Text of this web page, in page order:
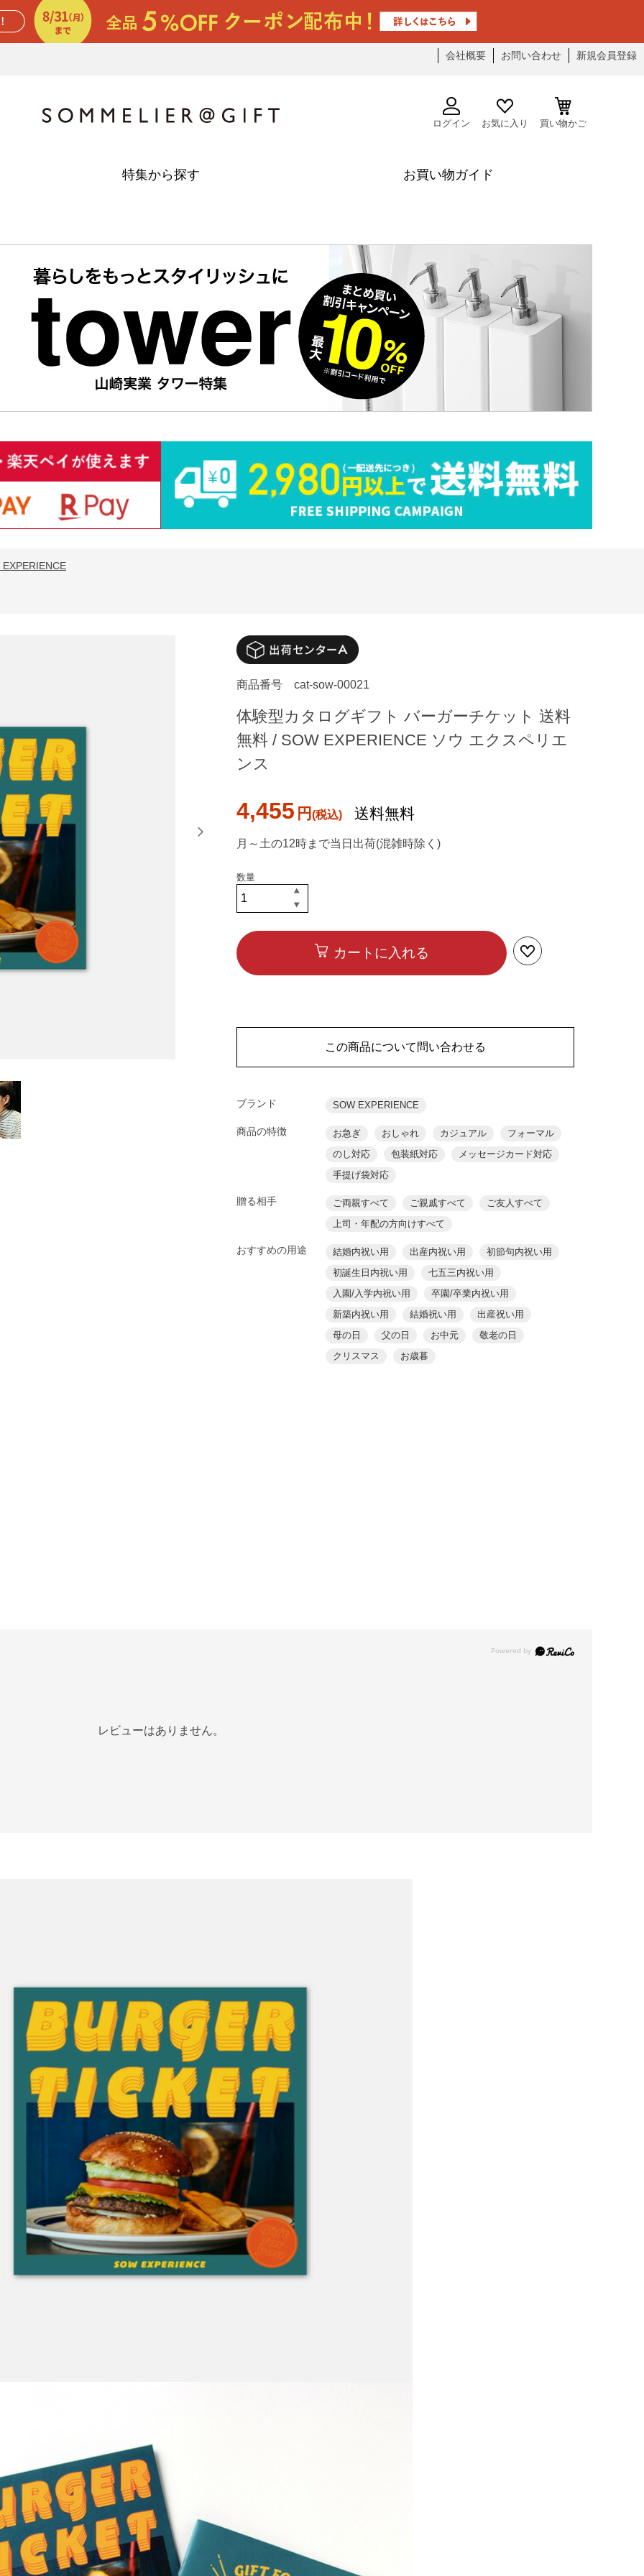
会社概要 お問い合わせ 新規会員登録
ログイン お気に入り 買い物かご
特集から探す お買い物ガイド
EXPERIENCE
商品番号 cat-sow-00021
体験型カタログギフト バーガーチケット 送料
無料 / SOW EXPERIENCE ソウ エクスペリエ
ンス
4,455 円 送料無料
月～土の12時まで当日出荷(混雑時除く)
カートに入れる
この商品について問い合わせる
ブランド SOW EXPERIENCE
商品の特徴 お急ぎ おしゃれ カジュアル
フォーマル
のし対応
包装紙対応
メッセージカード対応
手提げ袋対応
贈る相手 ご両親すべて ご親戚すべて
ご友人すべて
上司・年配の方向けすべて
おすすめの用途 結婚内祝い用 出産内祝い用
初節句内祝い用
初誕生日内祝い用
七五三内祝い用
入園/入学内祝い用
卒園/卒業内祝い用
新築内祝い用
結婚祝い用
出産祝い用
母の日
父の日 お中元
敬老の日
クリスマス
お歳暮
レビューはありません。